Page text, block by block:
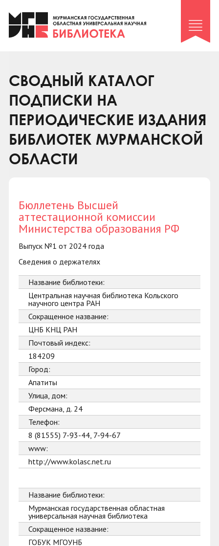
Клуб «Гиря и сельдерей»
Клуб «Семейный архив»
Коллегам
Контакты
СВОДНЫЙ КАТАЛОГ
ПОДПИСКИ НА
ПЕРИОДИЧЕСКИЕ ИЗДАНИЯ
БИБЛИОТЕК МУРМАНСКОЙ
ОБЛАСТИ
Бюллетень Высшей
аттестационной комиссии
Министерства образования РФ
Выпуск №1 от 2024 года
Сведения о держателях
Название библиотеки:
Центральная научная библиотека Кольского
научного центра РАН
Сокращенное название:
ЦНБ КНЦ РАН
Почтовый индекс:
184209
Город:
Апатиты
Улица, дом:
Ферсмана, д. 24
Телефон:
8 (81555) 7-93-44, 7-94-67
www:
http://www.kolasc.net.ru
Название библиотеки:
Мурманская государственная областная
универсальная научная библиотека
Сокращенное название:
ГОБУК МГОУНБ